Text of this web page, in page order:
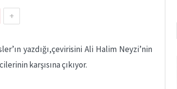
+
yazdığı,çevirisini Ali Halim Neyzi’nin
karşısına çıkıyor.